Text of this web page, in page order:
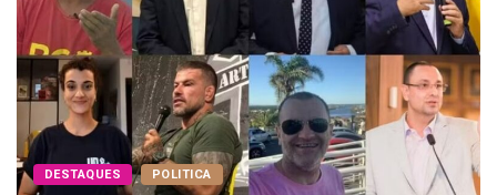
DESTAQUES POLITICA